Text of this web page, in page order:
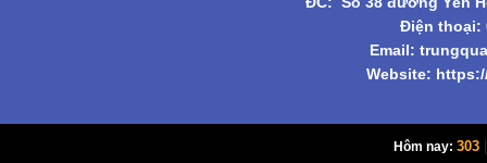
Điện thoại:
Email:
Website:
Hôm nay: 303